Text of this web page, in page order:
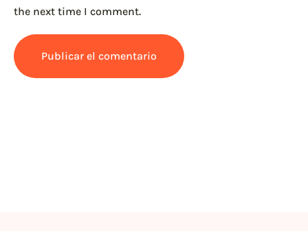
the next time I comment.